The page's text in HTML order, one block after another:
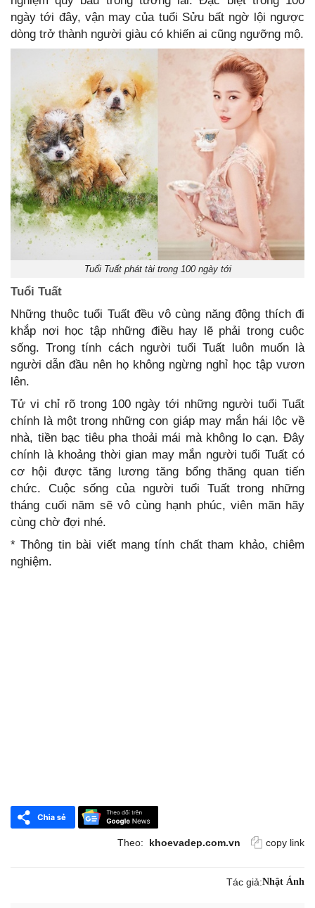
ngày tới đây, vận may của tuổi Sửu bất ngờ lội ngược
dòng trở thành người giàu có khiến ai cũng ngưỡng mộ.
Tuổi Tuất phát tài trong 100 ngày tới
Tuổi Tuất
Những thuộc tuổi Tuất đều vô cùng năng động thích đi
khắp nơi học tập những điều hay lẽ phải trong cuộc
sống. Trong tính cách người tuổi Tuất luôn muốn là
người dẫn đầu nên họ không ngừng nghỉ học tập vươn
lên.
Tử vi chỉ rõ trong 100 ngày tới những người tuổi Tuất
chính là một trong những con giáp may mắn hái lộc về
nhà, tiền bạc tiêu pha thoải mái mà không lo cạn. Đây
chính là khoảng thời gian may mắn người tuổi Tuất có
cơ hội được tăng lương tăng bổng thăng quan tiến
chức. Cuộc sống của người tuổi Tuất trong những
tháng cuối năm sẽ vô cùng hạnh phúc, viên mãn hãy
cùng chờ đợi nhé.
* Thông tin bài viết mang tính chất tham khảo, chiêm
nghiệm.
Theo: khoevadep.com.vn copy link
Tác giả:Nhật Ánh